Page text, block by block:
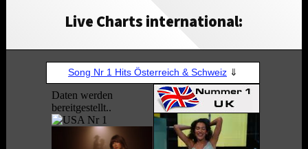
Live Charts international: